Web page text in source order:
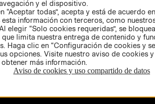
y el dispositivo.
“Aceptar todas”, acepta y está de acuerdo
información con terceros, como
elegir “Solo cookies requeridas”, se
limita nuestra entrega de contenido y
Haga clic en “Configuración de cookies y
opciones. Visite nuestro aviso de cookies
más información.
Aviso de cookies y uso compartido de datos